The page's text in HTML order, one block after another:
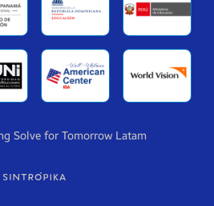
Solve for Tomorrow Latam